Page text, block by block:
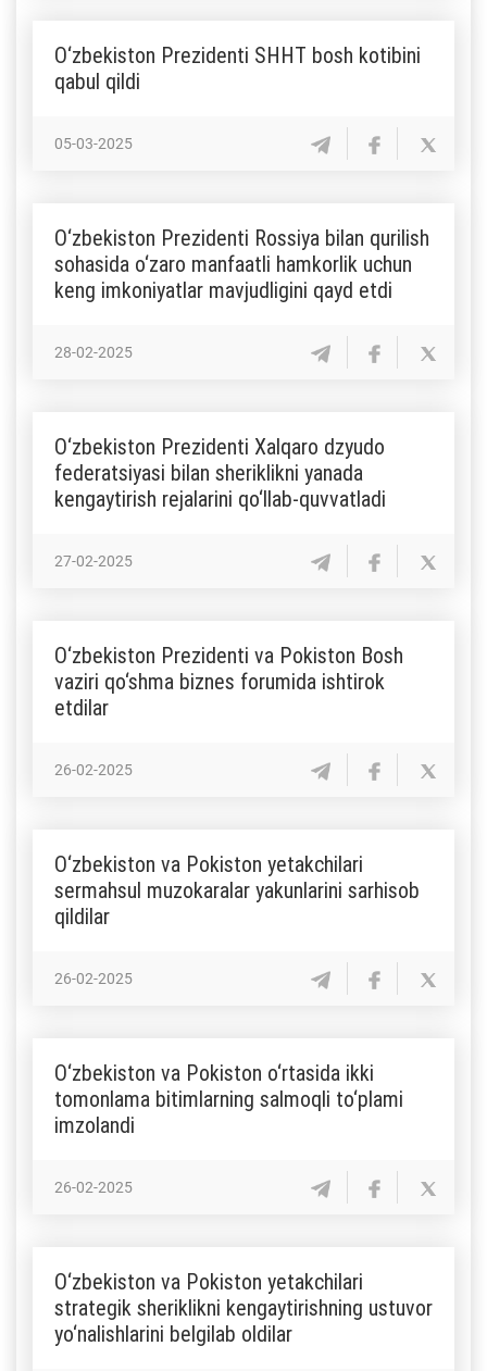
O‘zbekiston Prezidenti SHHT bosh kotibini
qabul qildi
05-03-2025
O‘zbekiston Prezidenti Rossiya bilan qurilish
sohasida o‘zaro manfaatli hamkorlik uchun
keng imkoniyatlar mavjudligini qayd etdi
28-02-2025
O‘zbekiston Prezidenti Xalqaro dzyudo
federatsiyasi bilan sheriklikni yanada
kengaytirish rejalarini qo‘llab-quvvatladi
27-02-2025
O‘zbekiston Prezidenti va Pokiston Bosh
vaziri qo‘shma biznes forumida ishtirok
etdilar
26-02-2025
O‘zbekiston va Pokiston yetakchilari
sermahsul muzokaralar yakunlarini sarhisob
qildilar
26-02-2025
O‘zbekiston va Pokiston o‘rtasida ikki
tomonlama bitimlarning salmoqli to‘plami
imzolandi
26-02-2025
O‘zbekiston va Pokiston yetakchilari
strategik sheriklikni kengaytirishning ustuvor
yo‘nalishlarini belgilab oldilar